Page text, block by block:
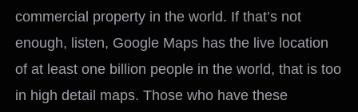
commercial property in the world. If that’s not
enough, listen, Google Maps has the live location
of at least one billion people in the world, that is too
in high detail maps. Those who have these